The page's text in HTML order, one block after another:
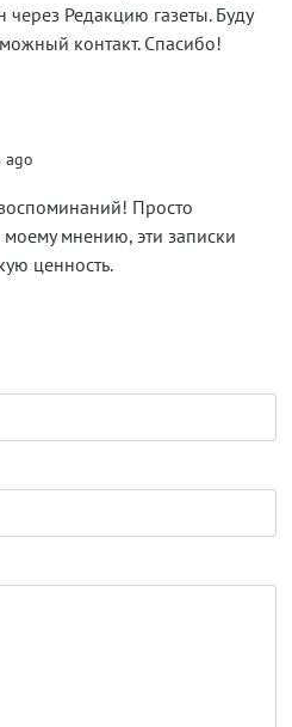
через Редакцию газеты. Буду
контакт. Спасибо!
ago
Просто
мнению, эти записки
ценность.